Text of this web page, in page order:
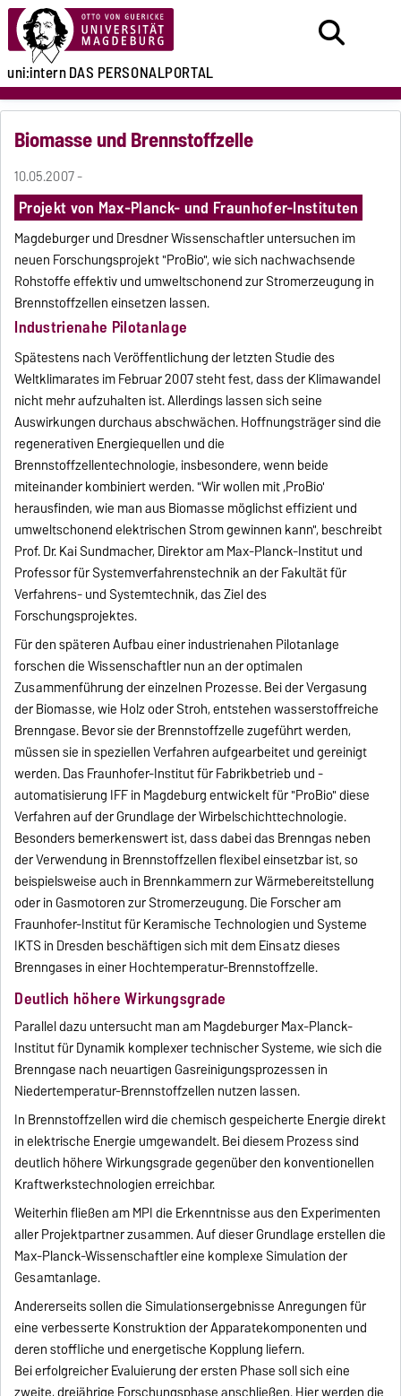
uni:internDAS PERSONALPORTAL
Biomasse und Brennstoffzelle
10.05.2007 -
Projekt von Max-Planck- und Fraunhofer-Instituten
Magdeburger und Dresdner Wissenschaftler untersuchen im
neuen Forschungsprojekt "ProBio", wie sich nachwachsende
Rohstoffe effektiv und umweltschonend zur Stromerzeugung in
Brennstoffzellen einsetzen lassen.
Industrienahe Pilotanlage
Spätestens nach Veröffentlichung der letzten Studie des
Weltklimarates im Februar 2007 steht fest, dass der Klimawandel
nicht mehr aufzuhalten ist. Allerdings lassen sich seine
Auswirkungen durchaus abschwächen. Hoffnungsträger sind die
regenerativen Energiequellen und die
Brennstoffzellentechnologie, insbesondere, wenn beide
miteinander kombiniert werden. "Wir wollen mit ,ProBio'
herausfinden, wie man aus Biomasse möglichst effizient und
umweltschonend elektrischen Strom gewinnen kann", beschreibt
Prof. Dr. Kai Sundmacher, Direktor am Max-Planck-Institut und
Professor für Systemverfahrenstechnik an der Fakultät für
Verfahrens- und Systemtechnik, das Ziel des
Forschungsprojektes.
Für den späteren Aufbau einer industrienahen Pilotanlage
forschen die Wissenschaftler nun an der optimalen
Zusammenführung der einzelnen Prozesse. Bei der Vergasung
der Biomasse, wie Holz oder Stroh, entstehen wasserstoffreiche
Brenngase. Bevor sie der Brennstoffzelle zugeführt werden,
müssen sie in speziellen Verfahren aufgearbeitet und gereinigt
werden. Das Fraunhofer-Institut für Fabrikbetrieb und -
automatisierung IFF in Magdeburg entwickelt für "ProBio" diese
Verfahren auf der Grundlage der Wirbelschichttechnologie.
Besonders bemerkenswert ist, dass dabei das Brenngas neben
der Verwendung in Brennstoffzellen flexibel einsetzbar ist, so
beispielsweise auch in Brennkammern zur Wärmebereitstellung
oder in Gasmotoren zur Stromerzeugung. Die Forscher am
Fraunhofer-Institut für Keramische Technologien und Systeme
IKTS in Dresden beschäftigen sich mit dem Einsatz dieses
Brenngases in einer Hochtemperatur-Brennstoffzelle.
Deutlich höhere Wirkungsgrade
Parallel dazu untersucht man am Magdeburger Max-Planck-
Institut für Dynamik komplexer technischer Systeme, wie sich die
Brenngase nach neuartigen Gasreinigungsprozessen in
Niedertemperatur-Brennstoffzellen nutzen lassen.
In Brennstoffzellen wird die chemisch gespeicherte Energie direkt
in elektrische Energie umgewandelt. Bei diesem Prozess sind
deutlich höhere Wirkungsgrade gegenüber den konventionellen
Kraftwerkstechnologien erreichbar.
Weiterhin fließen am MPI die Erkenntnisse aus den Experimenten
aller Projektpartner zusammen. Auf dieser Grundlage erstellen die
Max-Planck-Wissenschaftler eine komplexe Simulation der
Gesamtanlage.
Andererseits sollen die Simulationsergebnisse Anregungen für
eine verbesserte Konstruktion der Apparatekomponenten und
deren stoffliche und energetische Kopplung liefern.
Bei erfolgreicher Evaluierung der ersten Phase soll sich eine